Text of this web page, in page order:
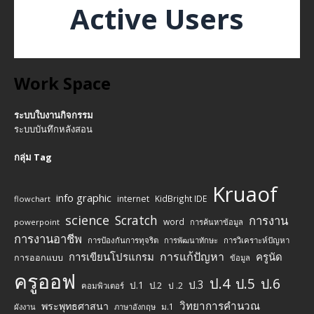
Active Users
Work Space
ระบบใบงานกิจกรรม
ระบบบันทึกหลังสอน
กลุ่ม Tag
flowchart info graphic internet KidBright IDE Kruaof
powerpoint science Scratch word การค้นหาข้อมูล
การงาน
การงานอาชีพ
การป้องกันการทุจริต การพัฒนาทักษะ การวิเคราะห์ปัญหา
การออกแบบ การเขียนโปรแกรม การแก้ปัญหา ข้อมูล ครูนัด
ครูออฟ คอมพิวเตอร์ ป.1 ป.2 ป .2 ป.3 ป.4 ป.5 ป.6
ผังงาน พระพุทธศาสนา ภาษาอังกฤษ ม.1 วิทยาการคำนวณ